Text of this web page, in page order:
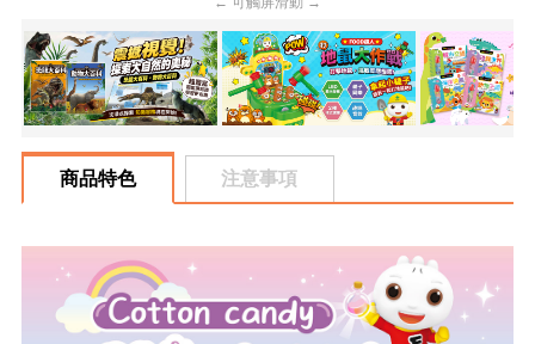
商品特色 注意事項